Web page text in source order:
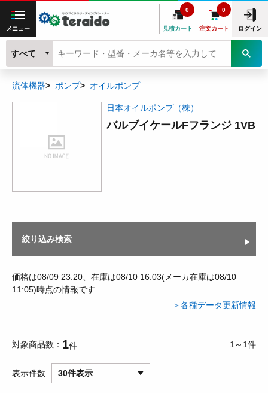
メニュー 見積カート
0
注文カート
0
ログイン
すべて
流体機器 ポンプ オイルポンプ
日本オイルポンプ（株）
バルブイケールFフランジ 1VB
絞り込み検索
価格は08/09 23:20、在庫は08/10 16:03(メーカ在庫は08/10
11:05)時点の情報です
＞各種データ更新情報
対象商品数 1件 1～1件
表示件数 30件表示